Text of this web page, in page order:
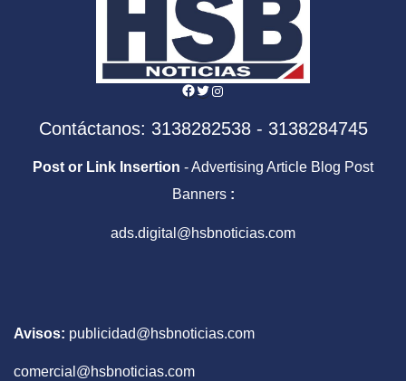
Facebook
Twitter
Instagram
Contáctanos: 3138282538 - 3138284745
Post or Link Insertion - Advertising Article Blog Post
Banners :
ads.digital@hsbnoticias.com
Avisos: publicidad@hsbnoticias.com
comercial@hsbnoticias.com